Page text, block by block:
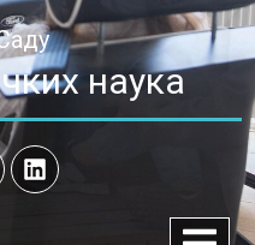
наука